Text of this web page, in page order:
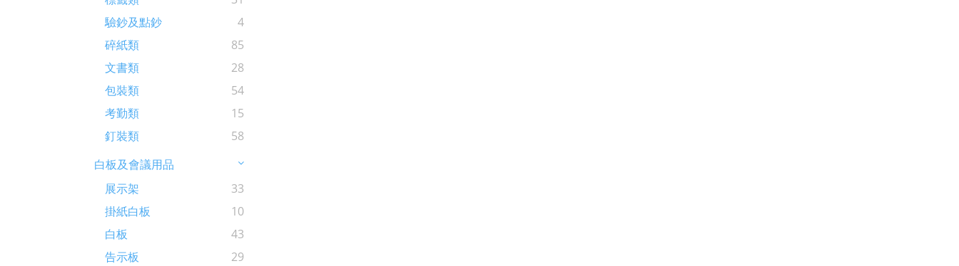
驗鈔及點鈔
4
碎紙類
85
文書類
28
包裝類
54
考勤類
15
釘裝類
58
白板及會議用品
展示架
33
掛紙白板
10
白板
43
告示板
29